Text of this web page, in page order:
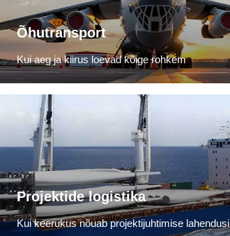
Õhutransport
Kui aeg ja kiirus loevad kõige rohkem
Projektide logistika
Kui keerukus nõuab projektijuhtimise lahendusi